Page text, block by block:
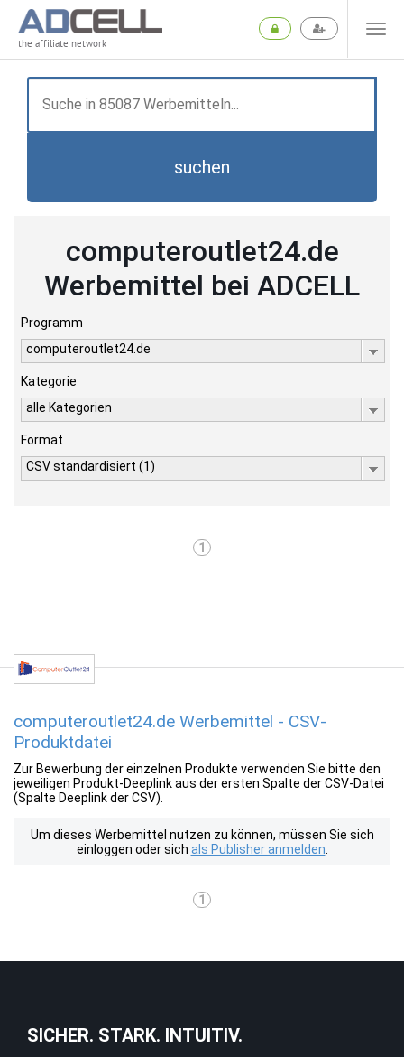
the affiliate network
suchen
computeroutlet24.de
Werbemittel bei ADCELL
Programm
computeroutlet24.de
Kategorie
alle Kategorien
Format
CSV standardisiert (1)
1
computeroutlet24.de Werbemittel - CSV-
Produktdatei
Zur Bewerbung der einzelnen Produkte verwenden Sie bitte den
jeweiligen Produkt-Deeplink aus der ersten Spalte der CSV-Datei
(Spalte Deeplink der CSV).
Um dieses Werbemittel nutzen zu können, müssen Sie sich
einloggen oder sich als Publisher anmelden
1
SICHER. STARK. INTUITIV.